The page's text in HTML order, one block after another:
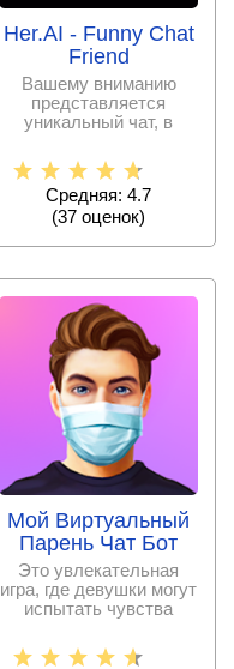
Her.AI - Funny Chat
Friend
Вашему вниманию
представляется
уникальный чат, в
собеседники
Средняя: 4.7
(37 оценок)
Мой Виртуальный
Парень Чат Бот
Это увлекательная
игра, где девушки могут
испытать чувства